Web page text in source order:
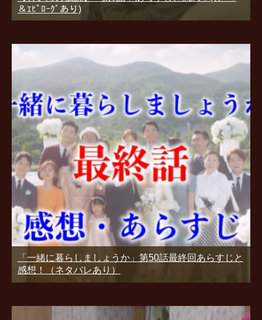
＆ｴﾋﾟﾛｰｸﾞあり)
「一緒に暮らしましょうか」第50話最終回あらすじと
感想！（ネタバレあり）